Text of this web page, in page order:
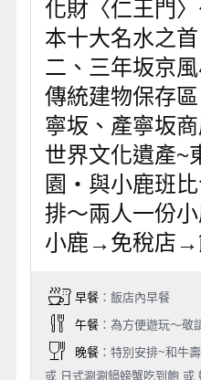
化財〈仁王門
本十大名水之
二、三年坂京
傳統建物保存
寧坂、產寧坂
世界文化遺產~
園‧與小鹿班
排～兩人一份
小鹿→免稅店→
早餐：飯店內早餐
午餐：為方便遊玩～敬
晚餐：特別安排~和牛
或 日式涮涮鍋螃蟹吃到飽 或